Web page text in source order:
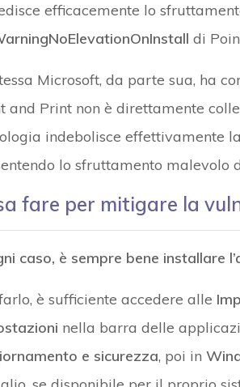
efficacemente lo
di
Microsoft, da parte sua, ha
and Print non è direttamente
indebolisce effettivamente
lo sfruttamento malevolo
fare per mitigare la
caso, è sempre bene installare
è sufficiente accedere alle
nella barra delle
e sicurezza, poi in